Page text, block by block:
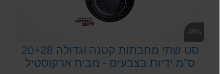
-38%
סט שתי מחבתות קטנה וגדולה 20+28
ס"מ ידיות בצבעים - מבית ארקוסטיל